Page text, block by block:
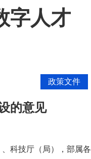
字人才
政策文件
的意见
科技厅（局），部属各